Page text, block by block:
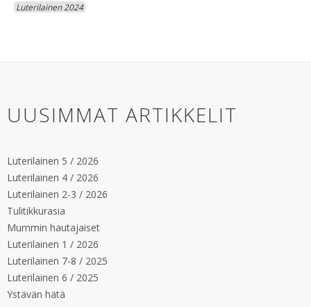
Luterilainen 2024
UUSIMMAT ARTIKKELIT
Luterilainen 5 / 2026
Luterilainen 4 / 2026
Luterilainen 2-3 / 2026
Tulitikkurasia
Mummin hautajaiset
Luterilainen 1 / 2026
Luterilainen 7-8 / 2025
Luterilainen 6 / 2025
Ystävän hätä